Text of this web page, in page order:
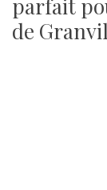
parfait
de